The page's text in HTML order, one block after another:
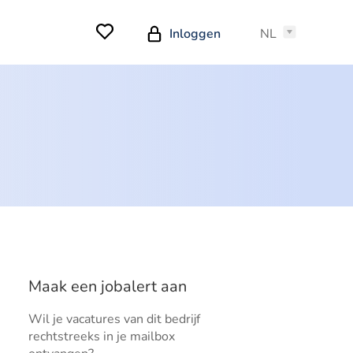
Inloggen NL
Maak een jobalert aan
Wil je vacatures van dit bedrijf
rechtstreeks in je mailbox